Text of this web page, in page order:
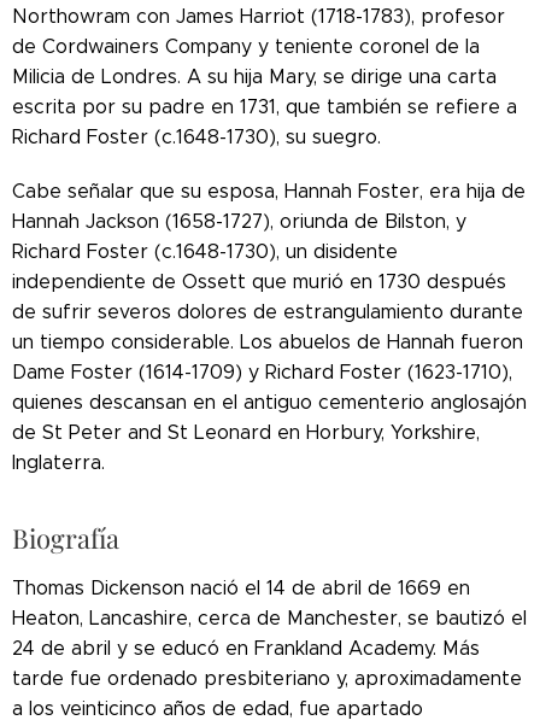
Northowram con James Harriot (1718-1783), profesor
de Cordwainers Company y teniente coronel de la
Milicia de Londres. A su hija Mary, se dirige una carta
escrita por su padre en 1731, que también se refiere a
Richard Foster (c.1648-1730), su suegro.
Cabe señalar que su esposa, Hannah Foster, era hija de
Hannah Jackson (1658-1727), oriunda de Bilston, y
Richard Foster (c.1648-1730), un disidente
independiente de Ossett que murió en 1730 después
de sufrir severos dolores de estrangulamiento durante
un tiempo considerable. Los abuelos de Hannah fueron
Dame Foster (1614-1709) y Richard Foster (1623-1710),
quienes descansan en el antiguo cementerio anglosajón
de St Peter and St Leonard en Horbury, Yorkshire,
Inglaterra.
Biografía
Thomas Dickenson nació el 14 de abril de 1669 en
Heaton, Lancashire, cerca de Manchester, se bautizó el
24 de abril y se educó en Frankland Academy. Más
tarde fue ordenado presbiteriano y, aproximadamente
a los veinticinco años de edad, fue apartado